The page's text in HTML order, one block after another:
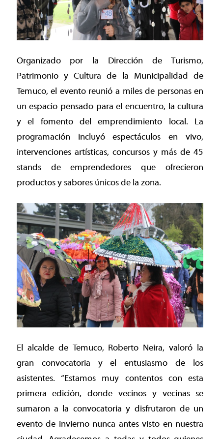
Organizado por la Dirección de Turismo,
Patrimonio y Cultura de la Municipalidad de
Temuco, el evento reunió a miles de personas en
un espacio pensado para el encuentro, la cultura
y el fomento del emprendimiento local. La
programación incluyó espectáculos en vivo,
intervenciones artísticas, concursos y más de 45
stands de emprendedores que ofrecieron
productos y sabores únicos de la zona.
El alcalde de Temuco, Roberto Neira, valoró la
gran convocatoria y el entusiasmo de los
asistentes. “Estamos muy contentos con esta
primera edición, donde vecinos y vecinas se
sumaron a la convocatoria y disfrutaron de un
evento de invierno nunca antes visto en nuestra